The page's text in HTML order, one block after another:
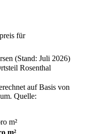
für
(Stand: Juli 2026)
Rosenthal
auf Basis von
Quelle:
m²
m²